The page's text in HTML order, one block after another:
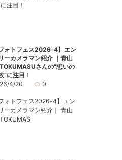
注目！
フォトフェス2026-4】エン
ーカメラマン紹介 ｜青山
さんの“想いの
”に注目！
4/20
0
ォトフェス2026-4】エン
ーカメラマン紹介｜ 青山